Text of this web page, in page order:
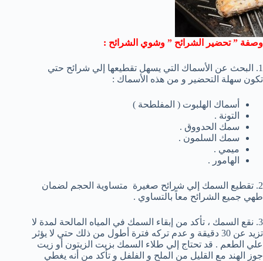
وصفة ” تحضير الشرائح ” وشوي الشرائح :
1. البحث عن الأسماك التي يسهل تقطيعها إلي شرائح حتي
تكون سهلة التحضير و من هذه الأسماك :
أسماك الهلبوت ( المفلطحة )
التونة .
سمك الحدووق .
سمك السلمون .
ميمي .
الهامور .
2. تقطيع السمك إلي شرائح صغيرة متساوية الحجم لضمان
طهي جميع الشرائح معاً بالتساوي .
3. نقع السمك ، تأكد من إبقاء السمك في المياه المالحة لمدة لا
تزيد عن 30 دقيقة و عدم تركه فترة أطول من ذلك حتي لا يؤثر
علي الطعم . قد تحتاج إلي طلاء السمك بزيت الزيتون أو زيت
جوز الهند مع القليل من الملح و الفلفل و تأكد من أنه يغطي